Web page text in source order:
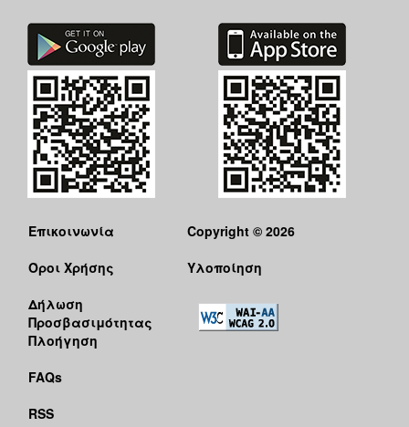
Επικοινωνία
Όροι Χρήσης
Δήλωση
Προσβασιμότητας
Πλοήγηση
FAQs
RSS
Copyright © 2026
Υλοποίηση